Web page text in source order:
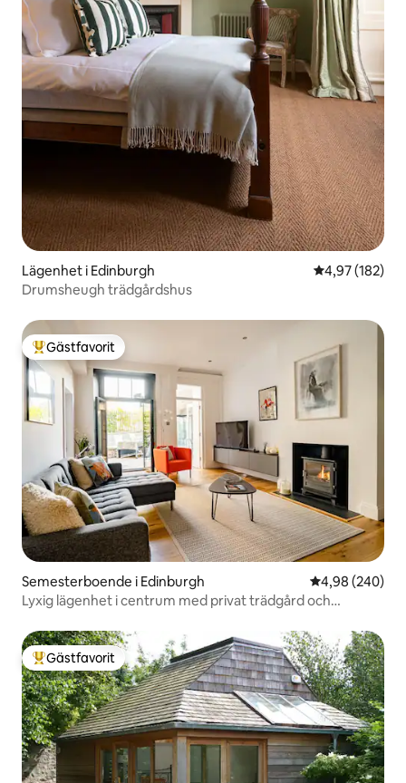
Lägenhet i Edinburgh 4,97 av 5 i
4,97 (182)
Drumsheugh trädgårdshus
Populär gästfavorit
Gästfavorit
Semesterboende i Edinburgh 4,98 av 5 i
4,98 (240)
Lyxig lägenhet i centrum med privat trädgård och
Populär gästfavorit
Gästfavorit